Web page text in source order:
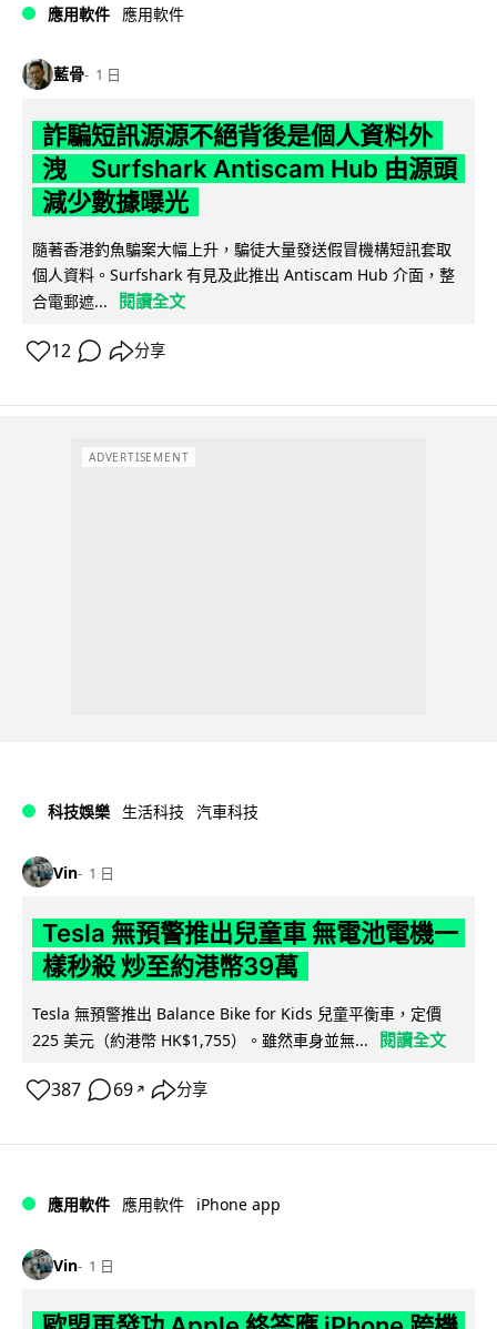
應用軟件 應用軟件
藍骨 1 日
詐騙短訊源源不絕背後是個人資料外
洩 Surfshark Antiscam Hub 由源頭
減少數據曝光
隨著香港釣魚騙案大幅上升，騙徒大量發送假冒機構短訊套取
個人資料。Surfshark 有見及此推出 Antiscam Hub 介面，整
合電郵遮...
閱讀全文
12 分享
ADVERTISEMENT
科技娛樂 生活科技 汽車科技
Vin 1 日
Tesla 無預警推出兒童車 無電池電機一
樣秒殺 炒至約港幣39萬
Tesla 無預警推出 Balance Bike for Kids 兒童平衡車，定價
225 美元（約港幣 HK$1,755）。雖然車身並無...
閱讀全文
387 69 ↗ 分享
應用軟件 應用軟件 iPhone app
Vin 1 日